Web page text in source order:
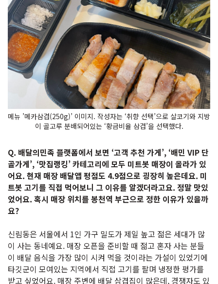
메뉴 ’메카삼겹(250g)’ 이미지. 작성자는 ‘취향 선택’으로 살코기와 지방
이 골고루 분배되어있는 ‘황금비율 삼겹’을 선택했다.
Q. 배달의민족 플랫폼에서 보면 ‘고객 추천 가게’, ‘배민 VIP 단
골가게’, ‘맛집랭킹’ 카테고리에 모두 미트봇 매장이 올라가 있
어요. 현재 매장 배달앱 평점도 4.9점으로 굉장히 높은데요. 미
트봇 고기를 직접 먹어보니 그 이유를 알겠더라고요. 정말 맛있
었어요. 혹시 매장 위치를 봉천역 부근으로 정한 이유가 있을까
요?
신림동은 서울에서 1인 가구 밀도가 제일 높고 젊은 세대가 많
이 사는 동네예요. 매장 오픈을 준비할 때 젊고 혼자 사는 분들
이 배달 음식을 가장 많이 시켜 먹을 것이라는 가설이 있었기에
타깃군이 모여있는 지역에서 직접 고기를 팔며 냉정한 평가를
받고 싶었어요. 매장 주변에 배달 삼겹집이 많은데, 경쟁자도 있